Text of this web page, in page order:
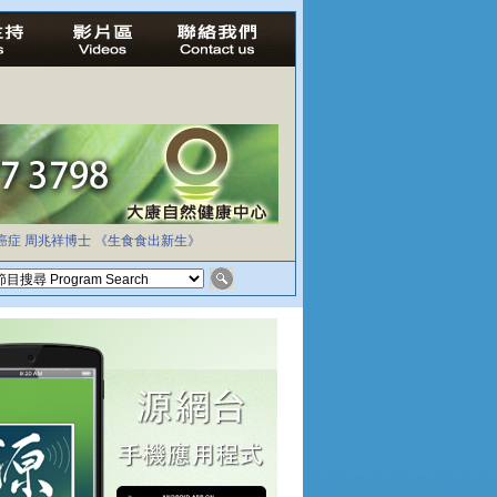
症 周兆祥博士 《生食食出新生》